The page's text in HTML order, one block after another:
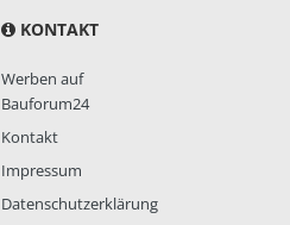
KONTAKT
Werben auf
Bauforum24
Kontakt
Impressum
Datenschutzerklärung